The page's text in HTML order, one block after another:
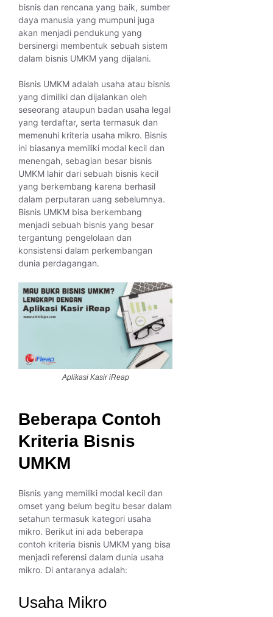
bisnis dan rencana yang baik, sumber
daya manusia yang mumpuni juga
akan menjadi pendukung yang
bersinergi membentuk sebuah sistem
dalam bisnis UMKM yang dijalani.
Bisnis UMKM adalah usaha atau bisnis
yang dimiliki dan dijalankan oleh
seseorang ataupun badan usaha legal
yang terdaftar, serta termasuk dan
memenuhi kriteria usaha mikro. Bisnis
ini biasanya memiliki modal kecil dan
menengah, sebagian besar bisnis
UMKM lahir dari sebuah bisnis kecil
yang berkembang karena berhasil
dalam perputaran uang sebelumnya.
Bisnis UMKM bisa berkembang
menjadi sebuah bisnis yang besar
tergantung pengelolaan dan
konsistensi dalam perkembangan
dunia perdagangan.
Aplikasi Kasir iReap
Beberapa Contoh
Kriteria Bisnis
UMKM
Bisnis yang memiliki modal kecil dan
omset yang belum begitu besar dalam
setahun termasuk kategori usaha
mikro. Berikut ini ada beberapa
contoh kriteria bisnis UMKM yang bisa
menjadi referensi dalam dunia usaha
mikro. Di antaranya adalah:
Usaha Mikro